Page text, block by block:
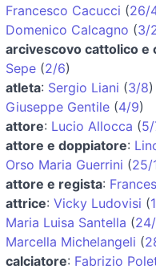
Francesco Cacucci (26/
Domenico Calcagno (3/
arcivescovo cattolico e
Sepe (2/6)
atleta: Sergio Liani (3/8)
Giuseppe Gentile (4/9)
attore: Lucio Allocca (
attore e doppiatore:
Orso Maria Guerrini (25/
attore e regista:
attrice: Vicky Ludovisi (
Maria Luisa Santella (
Marcella Michelangeli (
calciatore: Fabrizio